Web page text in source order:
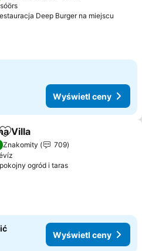
Deep Burger na miejscu
Wyświetl ceny
Dodaj do ulubionych
Villa
Znakomity
709
ogród i tarasWyświetl ceny
Wyświetl ceny